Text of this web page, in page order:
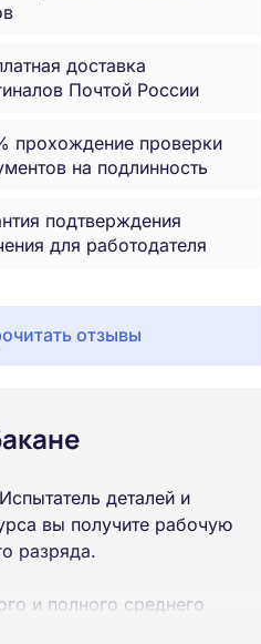
доставка
Почтой России
прохождение проверки
на подлинность
подтверждения
для работодателя
отзывы
деталей и
вы получите рабочую
разряда.
и полного среднего